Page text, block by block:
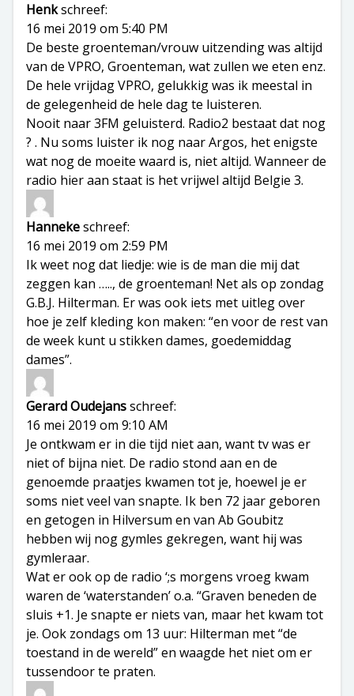
Henkschreef:
16 mei 2019 om 5:40 PM
De beste groenteman/vrouw uitzending was altijd
van de VPRO, Groenteman, wat zullen we eten enz.
De hele vrijdag VPRO, gelukkig was ik meestal in
de gelegenheid de hele dag te luisteren.
Nooit naar 3FM geluisterd. Radio2 bestaat dat nog
? . Nu soms luister ik nog naar Argos, het enigste
wat nog de moeite waard is, niet altijd. Wanneer de
radio hier aan staat is het vrijwel altijd Belgie 3.
Hannekeschreef:
16 mei 2019 om 2:59 PM
Ik weet nog dat liedje: wie is de man die mij dat
zeggen kan ….., de groenteman! Net als op zondag
G.B.J. Hilterman. Er was ook iets met uitleg over
hoe je zelf kleding kon maken: “en voor de rest van
de week kunt u stikken dames, goedemiddag
dames”.
Gerard Oudejansschreef:
16 mei 2019 om 9:10 AM
Je ontkwam er in die tijd niet aan, want tv was er
niet of bijna niet. De radio stond aan en de
genoemde praatjes kwamen tot je, hoewel je er
soms niet veel van snapte. Ik ben 72 jaar geboren
en getogen in Hilversum en van Ab Goubitz
hebben wij nog gymles gekregen, want hij was
gymleraar.
Wat er ook op de radio ‘;s morgens vroeg kwam
waren de ‘waterstanden’ o.a. “Graven beneden de
sluis +1. Je snapte er niets van, maar het kwam tot
je. Ook zondags om 13 uur: Hilterman met “de
toestand in de wereld” en waagde het niet om er
tussendoor te praten.